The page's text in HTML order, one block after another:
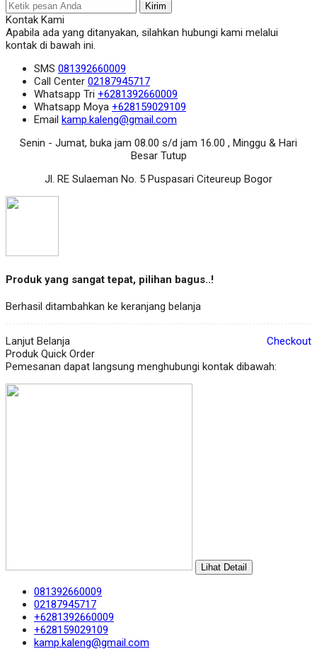
Kirim
Kontak Kami
Apabila ada yang ditanyakan, silahkan hubungi kami melalui
kontak di bawah ini.
SMS 081392660009
Call Center 02187945717
Whatsapp Tri +6281392660009
Whatsapp Moya +628159029109
Email kamp.kaleng@gmail.com
Senin - Jumat, buka jam 08.00 s/d jam 16.00 , Minggu & Hari
Besar Tutup
Jl. RE Sulaeman No. 5 Puspasari Citeureup Bogor
Produk yang sangat tepat, pilihan bagus..!
Berhasil ditambahkan ke keranjang belanja
Lanjut Belanja
Checkout
Produk Quick Order
Pemesanan dapat langsung menghubungi kontak dibawah:
Lihat Detail
081392660009
02187945717
+6281392660009
+628159029109
kamp.kaleng@gmail.com